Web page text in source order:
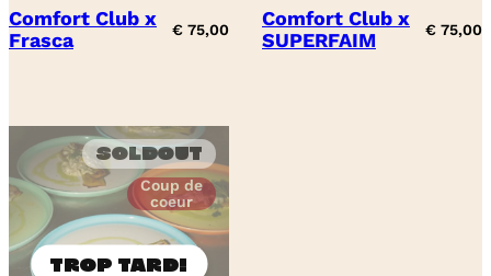
Comfort Club x
Frasca
€ 75,00
Comfort Club x
SUPERFAIM
€ 75,00
Soldout
Coup de
coeur